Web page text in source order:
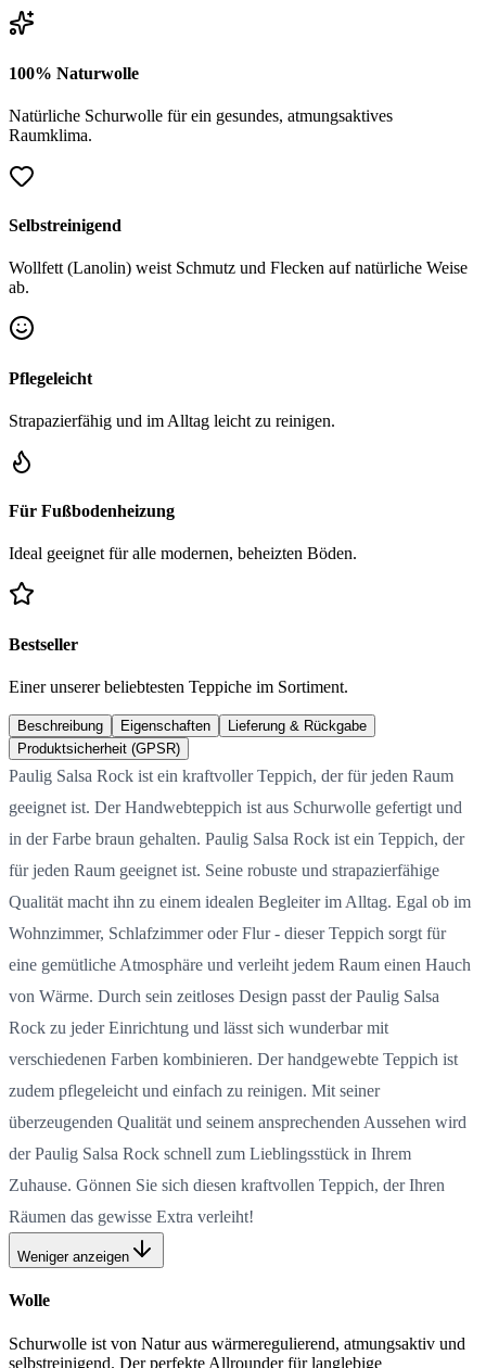
100% Naturwolle
Natürliche Schurwolle für ein gesundes, atmungsaktives
Raumklima.
Selbstreinigend
Wollfett (Lanolin) weist Schmutz und Flecken auf natürliche Weise
ab.
Pflegeleicht
Strapazierfähig und im Alltag leicht zu reinigen.
Für Fußbodenheizung
Ideal geeignet für alle modernen, beheizten Böden.
Bestseller
Einer unserer beliebtesten Teppiche im Sortiment.
Beschreibung Eigenschaften
Lieferung & Rückgabe
Produktsicherheit (GPSR)
Paulig Salsa Rock ist ein kraftvoller Teppich, der für jeden Raum
geeignet ist. Der Handwebteppich ist aus Schurwolle gefertigt und
in der Farbe braun gehalten. Paulig Salsa Rock ist ein Teppich, der
für jeden Raum geeignet ist. Seine robuste und strapazierfähige
Qualität macht ihn zu einem idealen Begleiter im Alltag. Egal ob im
Wohnzimmer, Schlafzimmer oder Flur - dieser Teppich sorgt für
eine gemütliche Atmosphäre und verleiht jedem Raum einen Hauch
von Wärme. Durch sein zeitloses Design passt der Paulig Salsa
Rock zu jeder Einrichtung und lässt sich wunderbar mit
verschiedenen Farben kombinieren. Der handgewebte Teppich ist
zudem pflegeleicht und einfach zu reinigen. Mit seiner
überzeugenden Qualität und seinem ansprechenden Aussehen wird
der Paulig Salsa Rock schnell zum Lieblingsstück in Ihrem
Zuhause. Gönnen Sie sich diesen kraftvollen Teppich, der Ihren
Räumen das gewisse Extra verleiht!
Weniger anzeigen
Wolle
Schurwolle ist von Natur aus wärmeregulierend, atmungsaktiv und
selbstreinigend. Der perfekte Allrounder für langlebige